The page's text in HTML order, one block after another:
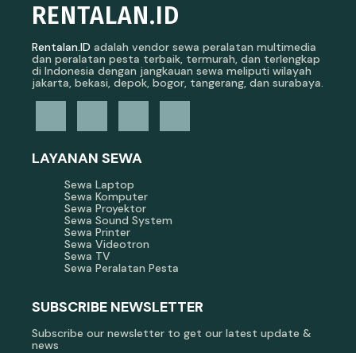
RENTALAN.ID
Rentalan.ID adalah vendor sewa peralatan multimedia
dan peralatan pesta terbaik, termurah, dan terlengkap
di Indonesia dengan jangkauan sewa meliputi wilayah
jakarta, bekasi, depok, bogor, tangerang, dan surabaya.
LAYANAN SEWA
Sewa Laptop
Sewa Komputer
Sewa Proyektor
Sewa Sound System
Sewa Printer
Sewa Videotron
Sewa TV
Sewa Peralatan Pesta
SUBSCRIBE NEWSLETTER
Subscribe our newsletter to get our latest update &
news